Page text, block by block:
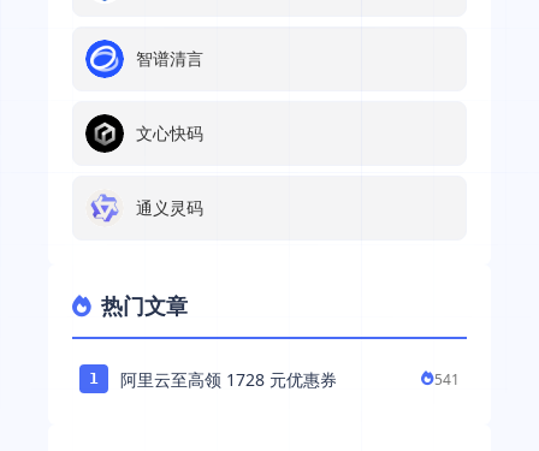
智谱清言
文心快码
通义灵码
热门文章
1 阿里云至高领 1728 元优惠券 541